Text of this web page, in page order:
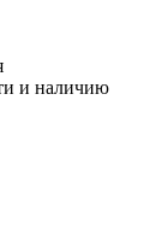
и наличию